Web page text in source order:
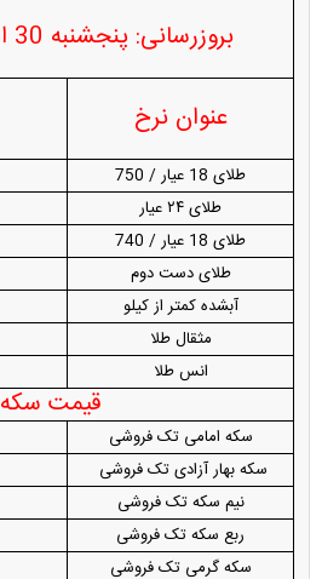
بروزرسانی: پنجشنبه 30 اسفند - 18:10
عنوان نرخ
طلای 18 عیار / 750
طلای ۲۴ عیار
طلای 18 عیار / 740
طلای دست دوم
آبشده کمتر از کیلو
مثقال طلا
انس طلا
قیمت سکه
سکه امامی تک فروشی
سکه بهار آزادی تک فروشی
نیم سکه تک فروشی
ربع سکه تک فروشی
سکه گرمی تک فروشی